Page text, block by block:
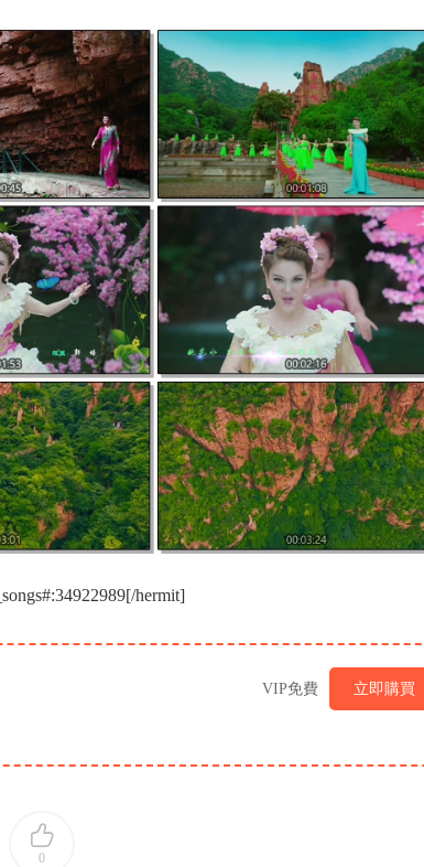
hermit]
VIP免費 立即購買
0